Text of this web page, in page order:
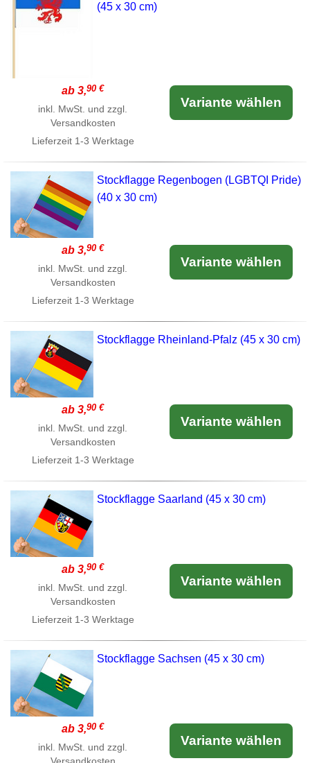
(45 x 30 cm)
ab 3,90 €
inkl. MwSt. und zzgl.
Versandkosten
Lieferzeit 1-3 Werktage
Variante wählen
Stockflagge Regenbogen (LGBTQI Pride)
(40 x 30 cm)
ab 3,90 €
inkl. MwSt. und zzgl.
Versandkosten
Lieferzeit 1-3 Werktage
Variante wählen
Stockflagge Rheinland-Pfalz (45 x 30 cm)
ab 3,90 €
inkl. MwSt. und zzgl.
Versandkosten
Lieferzeit 1-3 Werktage
Variante wählen
Stockflagge Saarland (45 x 30 cm)
ab 3,90 €
inkl. MwSt. und zzgl.
Versandkosten
Lieferzeit 1-3 Werktage
Variante wählen
Stockflagge Sachsen (45 x 30 cm)
ab 3,90 €
inkl. MwSt. und zzgl.
Variante wählen